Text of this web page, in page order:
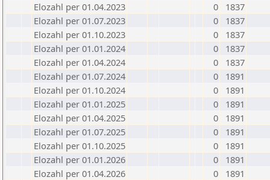
Elozahl per 01.04.2023
0
1837
Elozahl per 01.07.2023
0
1837
Elozahl per 01.10.2023
0
1837
Elozahl per 01.01.2024
0
1837
Elozahl per 01.04.2024
0
1837
Elozahl per 01.07.2024
0
1891
Elozahl per 01.10.2024
0
1891
Elozahl per 01.01.2025
0
1891
Elozahl per 01.04.2025
0
1891
Elozahl per 01.07.2025
0
1891
Elozahl per 01.10.2025
0
1891
Elozahl per 01.01.2026
0
1891
Elozahl per 01.04.2026
0
1891